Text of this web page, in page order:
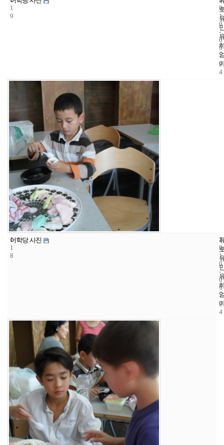
1
9
0
1
0
-
0
9
-
2
4
1
1
8
어학당 사진 2
2
0
1
0
-
0
9
-
2
4